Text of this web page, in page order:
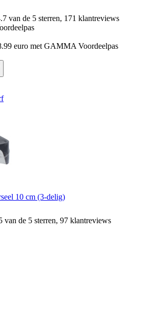
van de 5 sterren, 171 klantreviews
euro met GAMMA Voordeelpas
10 cm (3-delig)
van de 5 sterren, 97 klantreviews